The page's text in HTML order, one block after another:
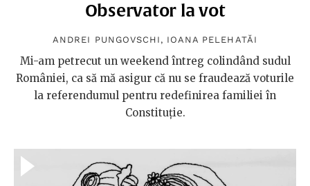
Observator la vot
ANDREI PUNGOVSCHI , IOANA PELEHATĂI
Mi-am petrecut un weekend întreg colindând sudul
României, ca să mă asigur că nu se fraudează voturile
la referendumul pentru redefinirea familiei în
Constituție.